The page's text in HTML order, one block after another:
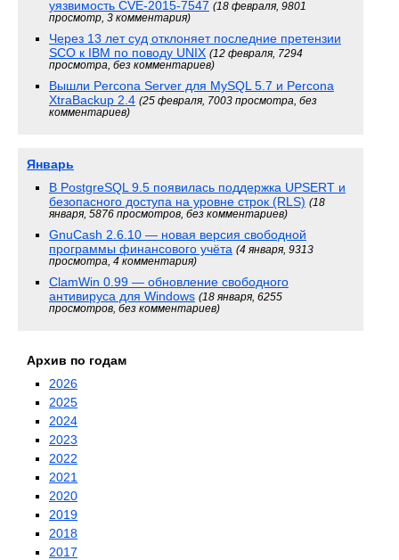
уязвимость CVE-2015-7547 (18 февраля, 9801
просмотр, 3 комментария)
Через 13 лет суд отклоняет последние претензии
SCO к IBM по поводу UNIX (12 февраля, 7294
просмотра, без комментариев)
Вышли Percona Server для MySQL 5.7 и Percona
XtraBackup 2.4 (25 февраля, 7003 просмотра, без
комментариев)
Январь
В PostgreSQL 9.5 появилась поддержка UPSERT и
безопасного доступа на уровне строк (RLS) (18
января, 5876 просмотров, без комментариев)
GnuCash 2.6.10 — новая версия свободной
программы финансового учёта (4 января, 9313
просмотра, 4 комментария)
ClamWin 0.99 — обновление свободного
антивируса для Windows (18 января, 6255
просмотров, без комментариев)
Архив по годам
2026
2025
2024
2023
2022
2021
2020
2019
2018
2017